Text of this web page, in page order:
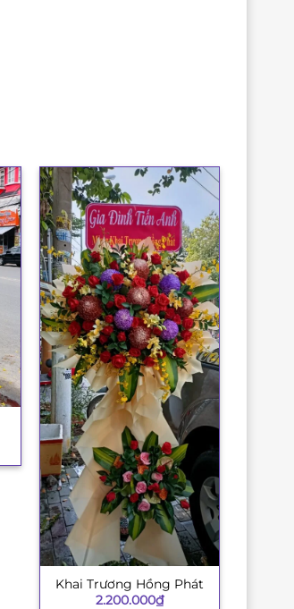
+
Khai Trương Hồng Phát
2.200.000₫